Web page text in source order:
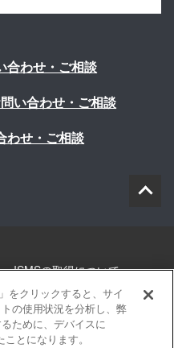
合わせ・ご相談
い合わせ・ご相談
わせ・ご相談
ISMSの取得について
このサイトについて
ップ
をクリックすると、サイ
の使用状況を分析し、弊
ために、デバイスに
とになります。